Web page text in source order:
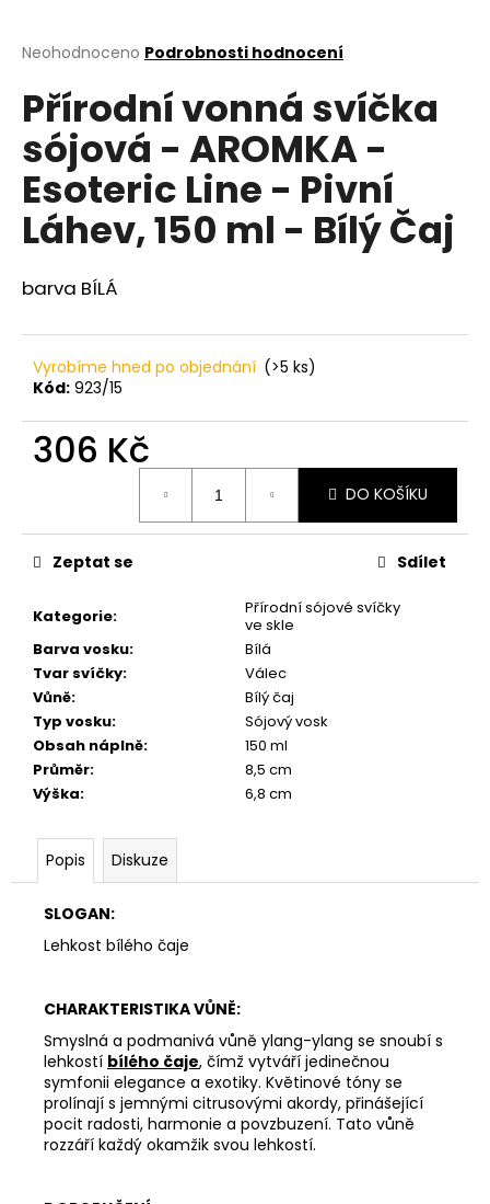
Průměrné
produktu
je
z
5
hvězdiček.
Neohodnoceno Podrobnosti hodnocení
Přírodní vonná svíčka
sójová - AROMKA -
Esoteric Line - Pivní
Láhev, 150 ml - Bílý Čaj
barva BÍLÁ
Vyrobíme hned po objednání (>5 ks)
Kód: 923/15
306 Kč
DO KOŠÍKU
Kategorie:
Přírodní sójové svíčky
ve skle
Barva vosku:
Bílá
Tvar svíčky:
Válec
Vůně:
Bílý čaj
Typ vosku:
Sójový vosk
Obsah náplně:
150 ml
Průměr:
8,5 cm
Výška: 6,8 cm
Zeptat se Sdílet
Popis Diskuze
SLOGAN:
Lehkost bílého čaje
CHARAKTERISTIKA VŮNĚ:
Smyslná a podmanivá vůně ylang-ylang se snoubí s
lehkostí bílého čaje, čímž vytváří jedinečnou
symfonii elegance a exotiky. Květinové tóny se
prolínají s jemnými citrusovými akordy, přinášející
pocit radosti, harmonie a povzbuzení. Tato vůně
rozzáří každý okamžik svou lehkostí.
j
t
?
o
p
o
u
j
e
e
PŘÍRODNÍ
VONNÁ
SVÍČKA
SÓJOVÁ
AROMKA
SET
KS
ČAJOVÝCH
SVÍČEK
PLECHU
HEBKÁ
LINE
180
Kč